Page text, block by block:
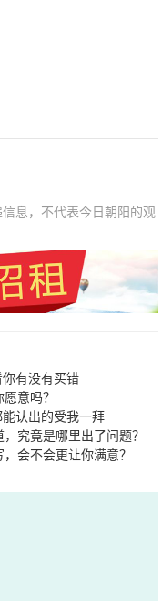
息，不代表今日朝阳的观
你有没有买错
意吗？
认出的受我一拜
究竟是哪里出了问题？
会不会更让你满意？